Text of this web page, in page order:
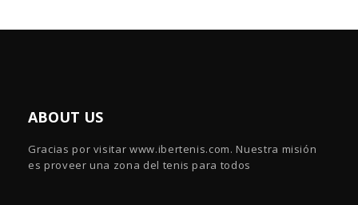
ABOUT US
Gracias por visitar www.ibertenis.com. Nuestra misión
es proveer una zona del tenis para todos